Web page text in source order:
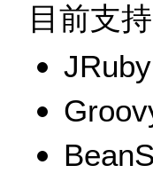
目前支
JRuby